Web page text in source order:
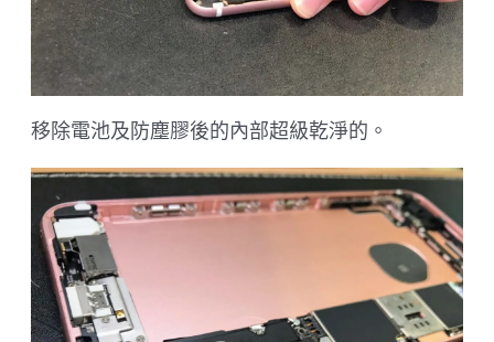
移除電池及防塵膠後的內部超級乾淨的。